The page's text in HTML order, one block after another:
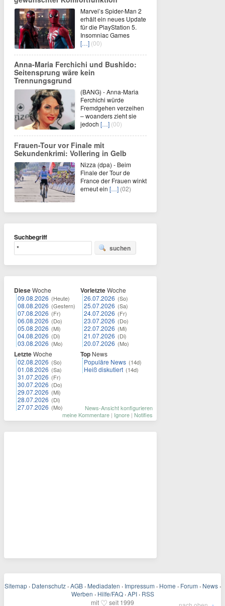
Marvel’s Spider-Man 2
erhält ein neues Update
für die PlayStation 5.
Insomniac Games
[…] (00)
Anna-Maria Ferchichi und Bushido:
Seitensprung wäre kein
Trennungsgrund
(BANG) - Anna-Maria
Ferchichi würde
Fremdgehen verzeihen
– woanders zieht sie
jedoch […] (00)
Frauen-Tour vor Finale mit
Sekundenkrimi: Vollering in Gelb
Nizza (dpa) - Beim
Finale der Tour de
France der Frauen winkt
erneut ein […] (02)
Suchbegriff
suchen
DieseWoche
09.08.2026 (Heute)
08.08.2026 (Gestern)
07.08.2026 (Fr)
06.08.2026 (Do)
05.08.2026 (Mi)
04.08.2026 (Di)
03.08.2026 (Mo)
LetzteWoche
02.08.2026 (So)
01.08.2026 (Sa)
31.07.2026 (Fr)
30.07.2026 (Do)
29.07.2026 (Mi)
28.07.2026 (Di)
27.07.2026 (Mo)
VorletzteWoche
26.07.2026 (So)
25.07.2026 (Sa)
24.07.2026 (Fr)
23.07.2026 (Do)
22.07.2026 (Mi)
21.07.2026 (Di)
20.07.2026 (Mo)
Top News
Populäre News (14d)
Heiß diskutiert (14d)
News-Ansicht konfigurieren
meine Kommentare | Ignore | Notifies
Sitemap · Datenschutz · AGB · Mediadaten · Impressum · Home · Forum · News ·
Werben · Hilfe/FAQ · API · RSS
mit ♡ seit 1999